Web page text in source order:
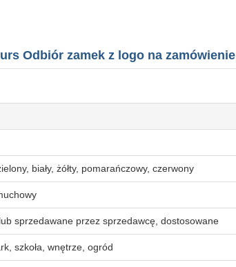
Odbiór zamek z logo na zamówienie
biały, żółty, pomarańczowy, czerwony
sprzedawane przez sprzedawcę, dostosowane
szkoła, wnętrze, ogród